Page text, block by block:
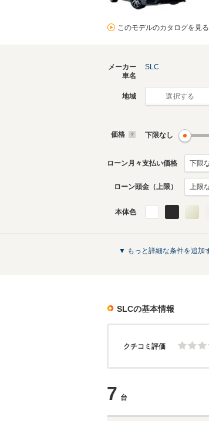
このモデルのカタログを見る
メーカー
車名
SLC
地域 選択する
価格 下限なし
ローン月々支払い価格
ローン頭金（上限）
本体色
▼ もっと詳細な条件を追加
SLCの基本情報
クチコミ評価
7 台